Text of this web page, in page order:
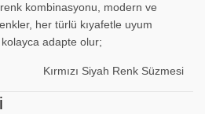
renk kombinasyonu, modern ve
her türlü kıyafetle uyum
adapte olur;
Kırmızı Siyah Renk Süzmesi